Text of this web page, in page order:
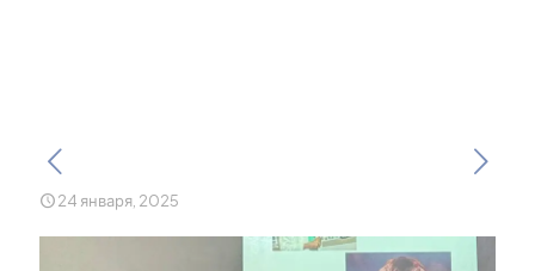
24 января, 2025